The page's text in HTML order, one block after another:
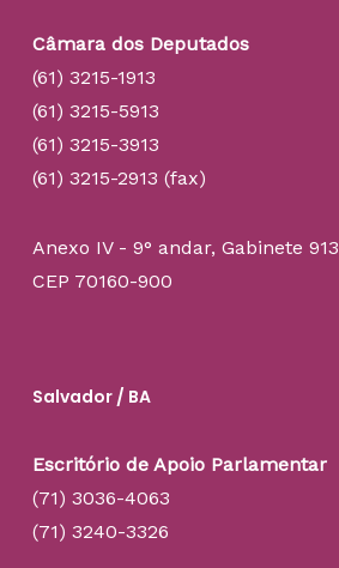
Câmara dos Deputados
(61) 3215-1913
(61) 3215-5913
(61) 3215-3913
(61) 3215-2913 (fax)
Anexo IV - 9° andar, Gabinete 913
CEP 70160-900
Salvador / BA
Escritório de Apoio Parlamentar
(71) 3036-4063
(71) 3240-3326